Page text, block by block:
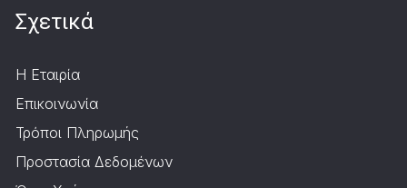
Σχετικά
Η Εταιρία
Επικοινωνία
Τρόποι Πληρωμής
Προστασία Δεδομένων